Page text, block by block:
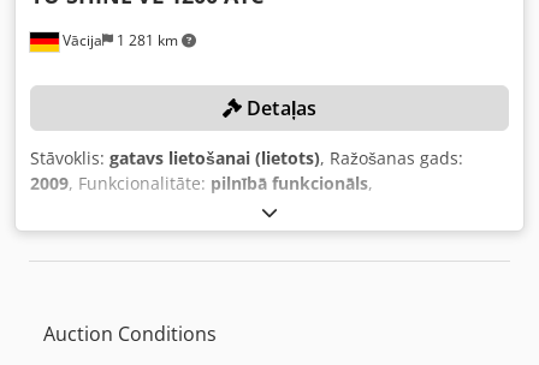
Vācija 1 281 km
Detaļas
Stāvoklis: gatavs lietošanai (lietots), Ražošanas gads:
2009, Funkcionalitāte: pilnībā funkcionāls,
iekārtas/transportlīdzekļa numurs:
augstums:1 250 mm, apstrādājamā sagataves svars
(maks.):5 000 kg, virpošanas diametrs:1 600 mm,
1.250 mm Maksimālais griezes moments uz plātdiska:
Auction Conditions